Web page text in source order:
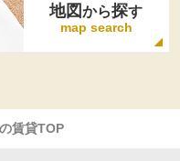
地図から探す
map search
賃貸TOP